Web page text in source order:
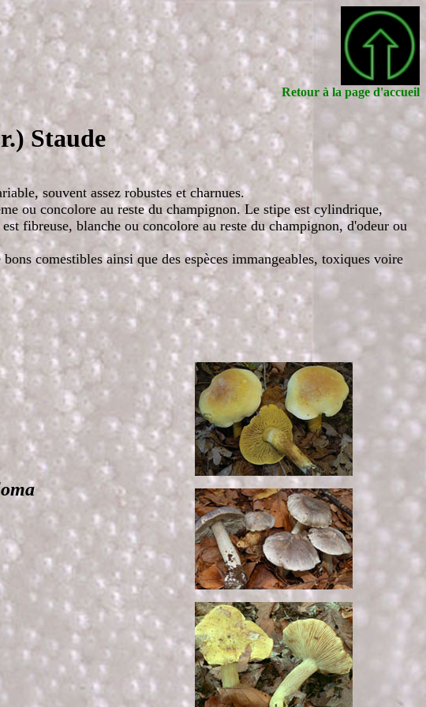
Retour à la page d'accueil
Staude
souvent assez robustes et charnues.
ou concolore au reste du champignon. Le stipe est cylindrique,
fibreuse, blanche ou concolore au reste du champignon, d'odeur ou
comestibles ainsi que des espèces immangeables, toxiques voire